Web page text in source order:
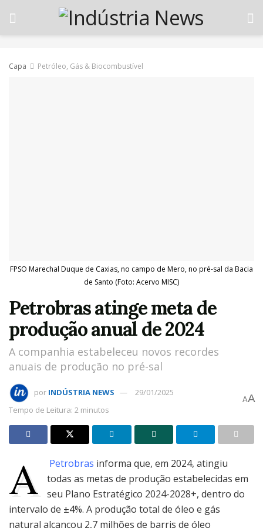
Capa Petróleo, Gás & Biocombustível
FPSO Marechal Duque de Caxias, no campo de Mero, no pré-sal da Bacia
de Santo (Foto: Acervo MISC)
Petrobras atinge meta de
produção anual de 2024
A companhia estabeleceu novos recordes
anuais de produção no pré-sal
por INDÚSTRIA NEWS
29/01/2025
Tempo de Leitura: 2 minutos
AA
A Petrobras informa que, em 2024, atingiu
todas as metas de produção estabelecidas em
seu Plano Estratégico 2024-2028+, dentro do
intervalo de ±4%. A produção total de óleo e gás
natural alcançou 2,7 milhões de barris de óleo